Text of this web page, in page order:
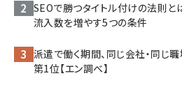
SEOで勝つタイトル付けの法則と
流入数を増やす5つの条件
派遣で働く期間、同じ会社・同じ
第1位【エン調べ】